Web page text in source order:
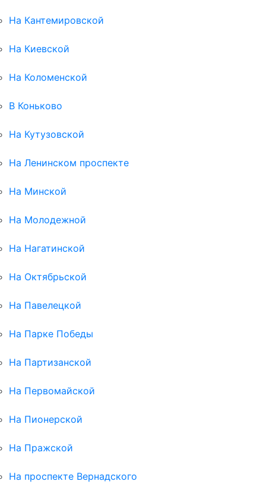
На Кантемировской
На Киевской
На Коломенской
В Коньково
На Кутузовской
На Ленинском проспекте
На Минской
На Молодежной
На Нагатинской
На Октябрьской
На Павелецкой
На Парке Победы
На Партизанской
На Первомайской
На Пионерской
На Пражской
На проспекте Вернадского